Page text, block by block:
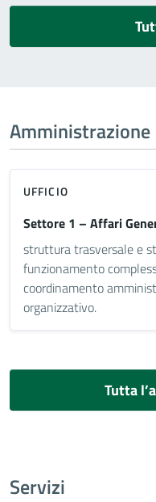
Amministrazione
UFFICIO
Settore 1 – Affari
struttura trasversale e
funzionamento
coordinamento
organizzativo.
Tutta
Servizi